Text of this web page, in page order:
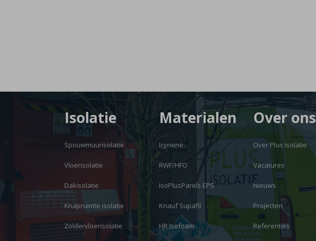
Isolatie
Spouwmuurisolatie
Vloerisolatie
Dakisolatie
Kruipruimte isolatie
Zoldervloerisolatie
Materialen
Icynene
RWF/HFO
IsoPlusParels EPS
Knauf Supafil
HR Isofoam
Over ons
Over Plus Isolatie
Vacatures
Nieuws
Projecten
Referenties